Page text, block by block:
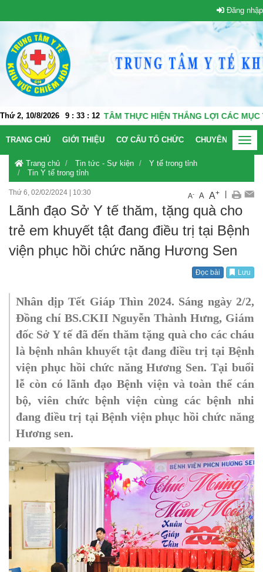
Đăng nhập
Thứ 2, 10/8/2026 9 : 33 : 12
HÓA QUYẾT TÂM THỰC HIỆN THẮNG LỢI CÁC MỤC TIÊU,
TRANG CHỦ GIỚI THIỆU CƠ CẤU TỔ CHỨC CHUYÊN KHOA
Trang chủ
Tin tức - Sự kiện
Y tế trong tỉnh
Tin Y tế trong tỉnh
Thứ 6, 02/02/2024 10:30 A- A A+
Lãnh đạo Sở Y tế thăm, tặng quà cho
trẻ em khuyết tật đang điều trị tại Bệnh
viện phục hồi chức năng Hương Sen
Đọc bài Lưu
Nhân dịp Tết Giáp Thìn 2024. Sáng ngày 2/2,
Đồng chí BS.CKII Nguyễn Thành Hưng, Giám
đốc Sở Y tế đã đến thăm tặng quà cho các cháu
là bệnh nhân khuyết tật đang điều trị tại Bệnh
viện phục hồi chức năng Hương Sen. Tại buổi
lễ còn có lãnh đạo Bệnh viện và toàn thể cán
bộ, viên chức bệnh viện cùng các bệnh nhi
đang điều trị tại Bệnh viện phục hồi chức năng
Hương sen.